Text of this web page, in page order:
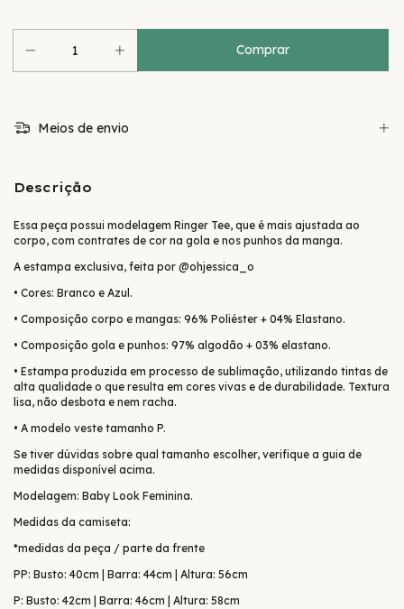
Meios de envio
Descrição
Essa peça possui modelagem Ringer Tee, que é mais ajustada ao
corpo, com contrates de cor na gola e nos punhos da manga.
A estampa exclusiva, feita por @ohjessica_o
• Cores: Branco e Azul.
• Composição corpo e mangas: 96% Poliéster + 04% Elastano.
• Composição gola e punhos: 97% algodão + 03% elastano.
• Estampa produzida em processo de sublimação, utilizando tintas de
alta qualidade o que resulta em cores vivas e de durabilidade. Textura
lisa, não desbota e nem racha.
• A modelo veste tamanho P.
Se tiver dúvidas sobre qual tamanho escolher, verifique a guia de
medidas disponível acima.
Modelagem: Baby Look Feminina.
Medidas da camiseta:
*medidas da peça / parte da frente
PP: Busto: 40cm | Barra: 44cm | Altura: 56cm
P: Busto: 42cm | Barra: 46cm | Altura: 58cm